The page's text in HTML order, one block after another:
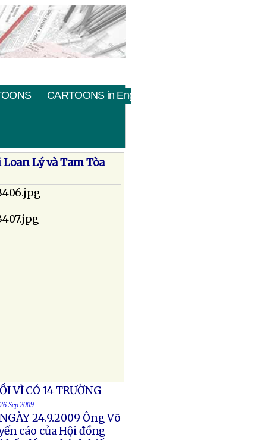
CARTOONS in English
Lý và Tam Tòa
VÌ CÓ 14 TRƯỜNG
Sep 2009
24.9.2009 Ông Võ
cáo của Hội đồng